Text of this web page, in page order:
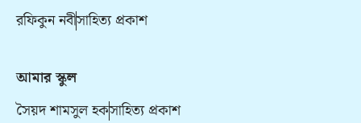
রফিকুন নবীসাহিত্য প্রকাশ
আমার স্কুল
সৈয়দ শামসুল হকসাহিত্য প্রকাশ